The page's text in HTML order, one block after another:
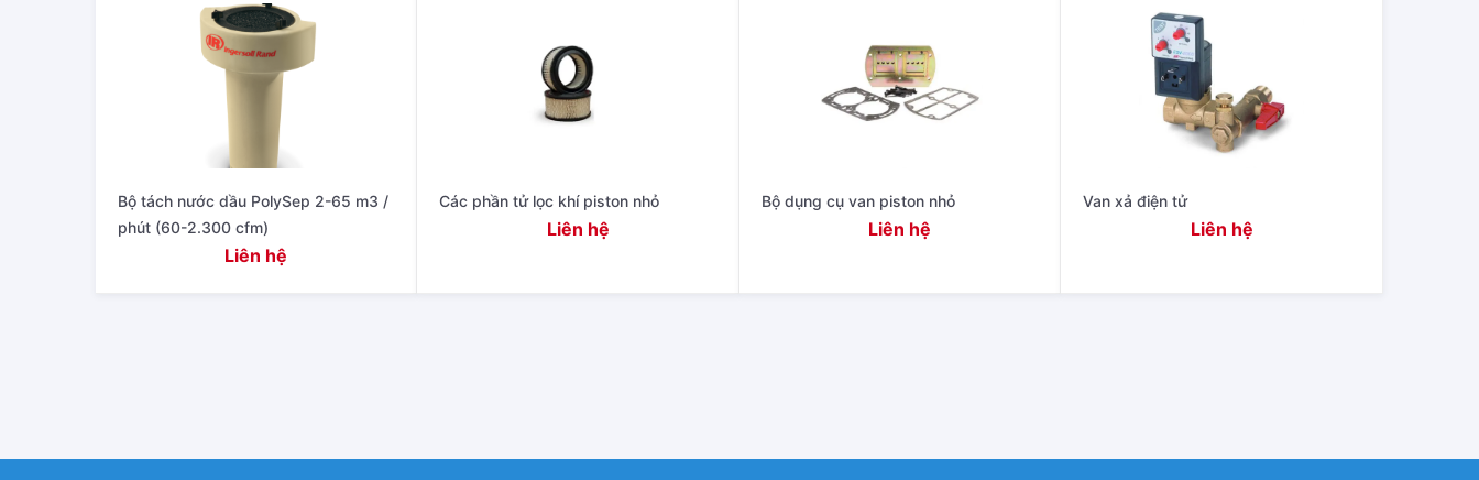
Bộ tách nước dầu PolySep 2-65 m3 /
phút (60-2.300 cfm)
Liên hệ
Các phần tử lọc khí piston nhỏ
Liên hệ
Bộ dụng cụ van piston nhỏ
Liên hệ
Van xả điện tử
Liên hệ